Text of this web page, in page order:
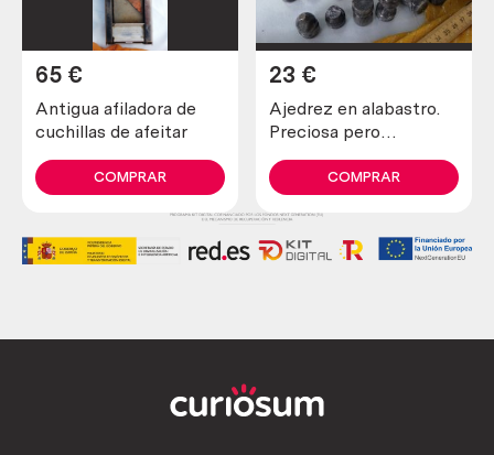
Antigua afiladora de
cuchillas de afeitar
65 €
COMPRAR
Ajedrez en alabastro.
Preciosa pero
estado.
23 €
COMPRAR